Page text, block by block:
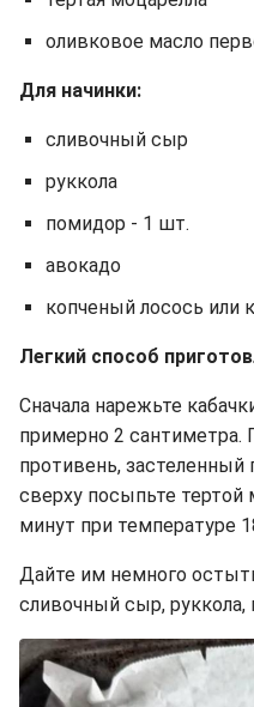
оливковое масло
Для начинки:
сливочный сыр
руккола
помидор - 1 шт.
авокадо
копченый лосось или
Легкий способ
Сначала нарежьте
примерно 2 сантиметра.
противень, застеленный
сверху посыпьте
минут при температуре
Дайте им немного
сливочный сыр, руккола,